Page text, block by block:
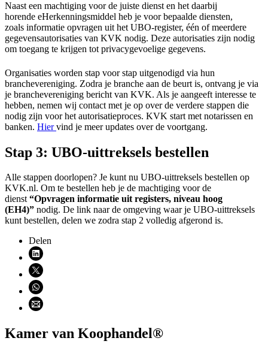
Naast een machtiging voor de juiste dienst en het daarbij
horende eHerkenningsmiddel heb je voor bepaalde diensten,
zoals informatie opvragen uit het UBO-register, één of meerdere
gegevensautorisaties van KVK nodig. Deze autorisaties zijn nodig
om toegang te krijgen tot privacygevoelige gegevens.
Organisaties worden stap voor stap uitgenodigd via hun
branchevereniging. Zodra je branche aan de beurt is, ontvang je via
je branchevereniging bericht van KVK. Als je aangeeft interesse te
hebben, nemen wij contact met je op over de verdere stappen die
nodig zijn voor het autorisatieproces. KVK start met notarissen en
banken. Hiervind je meer updates over de voortgang.
Stap 3: UBO-uittreksels bestellen
Alle stappen doorlopen? Je kunt nu UBO-uittreksels bestellen op
KVK.nl. Om te bestellen heb je de machtiging voor de
dienst“Opvragen informatie uit registers, niveau hoog
(EH4)” nodig. De link naar de omgeving waar je UBO-uittreksels
kunt bestellen, delen we zodra stap 2 volledig afgerond is.
Delen
Deel via LinkedIn (opent nieuw venster)
Deel via X (opent nieuw venster)
Deel via WhatsApp (opent WhatsApp)
Deel via email (opent email programma)
Kamer van Koophandel®